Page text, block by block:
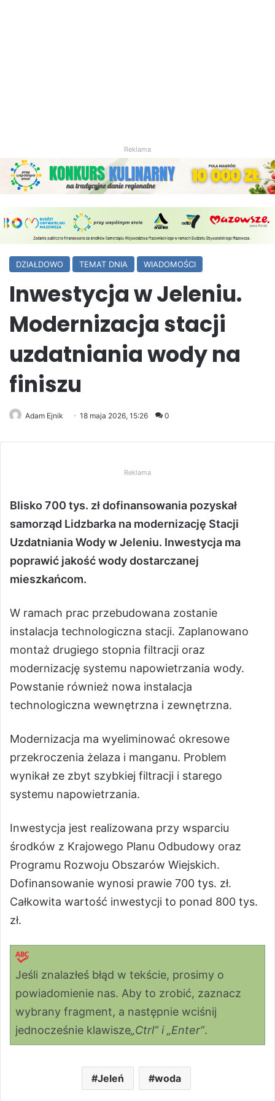
Reklama
DZIAŁDOWO TEMAT DNIA WIADOMOŚCI
Inwestycja w Jeleniu.
Modernizacja stacji
uzdatniania wody na
finiszu
Adam Ejnik 18 maja 2026, 15:26 0
Reklama
Blisko 700 tys. zł dofinansowania pozyskał
samorząd Lidzbarka na modernizację Stacji
Uzdatniania Wody w Jeleniu. Inwestycja ma
poprawić jakość wody dostarczanej
mieszkańcom.
W ramach prac przebudowana zostanie
instalacja technologiczna stacji. Zaplanowano
montaż drugiego stopnia filtracji oraz
modernizację systemu napowietrzania wody.
Powstanie również nowa instalacja
technologiczna wewnętrzna i zewnętrzna.
Modernizacja ma wyeliminować okresowe
przekroczenia żelaza i manganu. Problem
wynikał ze zbyt szybkiej filtracji i starego
systemu napowietrzania.
Inwestycja jest realizowana przy wsparciu
środków z Krajowego Planu Odbudowy oraz
Programu Rozwoju Obszarów Wiejskich.
Dofinansowanie wynosi prawie 700 tys. zł.
Całkowita wartość inwestycji to ponad 800 tys.
zł.
Jeśli znalazłeś błąd w tekście, prosimy o
powiadomienie nas. Aby to zrobić, zaznacz
wybrany fragment, a następnie wciśnij
jednocześnie klawisze„Ctrl” i „Enter”.
Jeleń woda